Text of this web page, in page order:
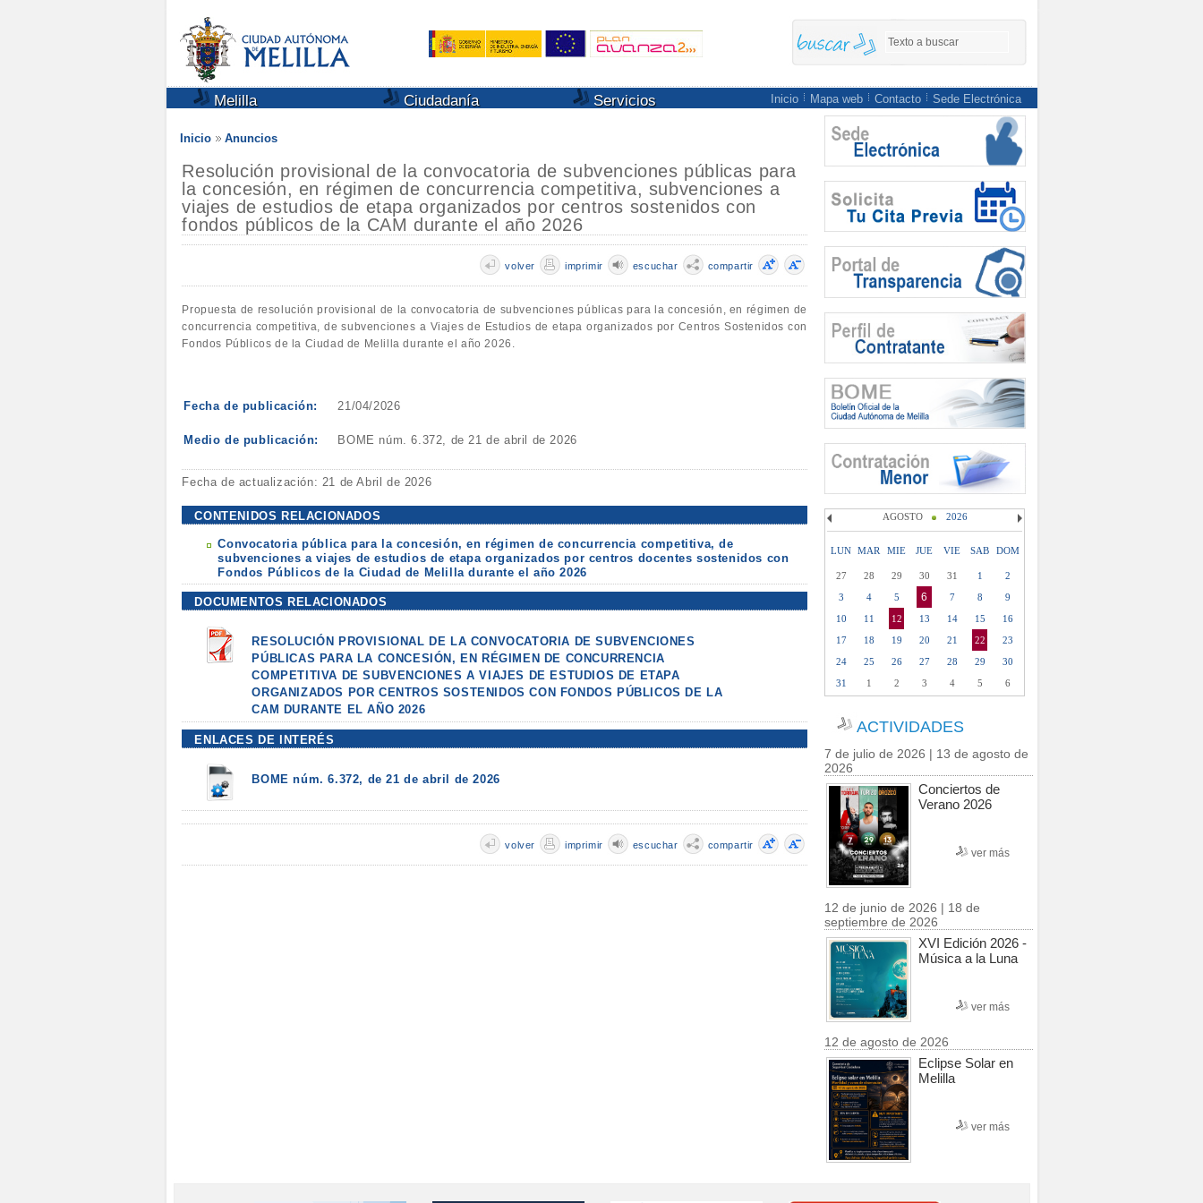
Melilla Ciudadanía Servicios Inicio Mapa web Contacto Sede Electrónica
Inicio Anuncios
Resolución provisional de la convocatoria de subvenciones públicas para
la concesión, en régimen de concurrencia competitiva, subvenciones a
viajes de estudios de etapa organizados por centros sostenidos con
fondos públicos de la CAM durante el año 2026
compartir
escuchar
imprimir
volver
Propuesta de resolución provisional de la convocatoria de subvenciones públicas para la concesión, en régimen de
concurrencia competitiva, de subvenciones a Viajes de Estudios de etapa organizados por Centros Sostenidos con
Fondos Públicos de la Ciudad de Melilla durante el año 2026.
Fecha de publicación: 21/04/2026
Medio de publicación: BOME núm. 6.372, de 21 de abril de 2026
Fecha de actualización: 21 de Abril de 2026
CONTENIDOS RELACIONADOS
Convocatoria pública para la concesión, en régimen de concurrencia competitiva, de
subvenciones a viajes de estudios de etapa organizados por centros docentes sostenidos con
Fondos Públicos de la Ciudad de Melilla durante el año 2026
DOCUMENTOS RELACIONADOS
RESOLUCIÓN PROVISIONAL DE LA CONVOCATORIA DE SUBVENCIONES
PÚBLICAS PARA LA CONCESIÓN, EN RÉGIMEN DE CONCURRENCIA
COMPETITIVA DE SUBVENCIONES A VIAJES DE ESTUDIOS DE ETAPA
ORGANIZADOS POR CENTROS SOSTENIDOS CON FONDOS PÚBLICOS DE LA
CAM DURANTE EL AÑO 2026
ENLACES DE INTERÉS
BOME núm. 6.372, de 21 de abril de 2026
compartir
escuchar
imprimir
volver
AGOSTO 2026
LUN MAR MIE JUE VIE SAB DOM
27 28 29 30 31 1
2
3
4 5 6 7 8
9
10
11 12 13 14 15
16
17
18 19 20 21 22
23
24
25 26 27 28 29
30
31
1 2 3 4 5 6
ACTIVIDADES
7 de julio de 2026 | 13 de agosto de
2026
Conciertos de
Verano 2026
ver más
12 de junio de 2026 | 18 de
septiembre de 2026
XVI Edición 2026 -
Música a la Luna
ver más
12 de agosto de 2026
Eclipse Solar en
Melilla
ver más